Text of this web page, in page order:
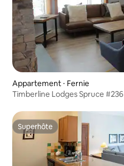
Appartement ⋅ Fernie
Timberline Lodges Spruce #236
Superhôte
Superhôte